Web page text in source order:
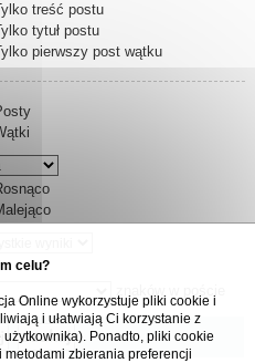
treść postu
tytuł postu
pierwszy post wątku
celu?
Online wykorzystuje pliki cookie i
i ułatwiają Ci korzystanie z
Ponadto, pliki cookie
metodami zbierania preferencji